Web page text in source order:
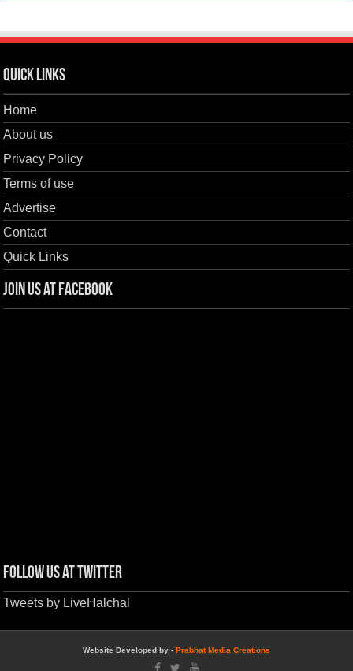
Quick Links
Home
About us
Privacy Policy
Terms of use
Advertise
Contact
Quick Links
Join us at Facebook
Follow us at Twitter
Tweets by LiveHalchal
Website Developed by - Prabhat Media Creations